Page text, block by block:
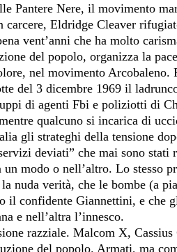
Pantere Nere, il movimento
carcere, Eldridge Cleaver
vent’anni che ha molto
del popolo, organizza la
nel movimento
del 3 dicembre 1969 il
di agenti Fbi e poliziotti di
qualcuno si incarica di
gli strateghi della tensione
deviati” che mai sono
modo o nell’altro. Lo stesso
nuda verità, che le bombe (a
il confidente Giannettini, e che
e nell’altra l’innesco.
razziale. Malcom X, Cassius
del popolo. Armati, ma